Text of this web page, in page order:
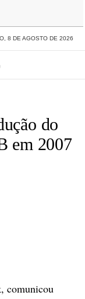
8 DE AGOSTO DE 2026
do
em 2007
comunicou